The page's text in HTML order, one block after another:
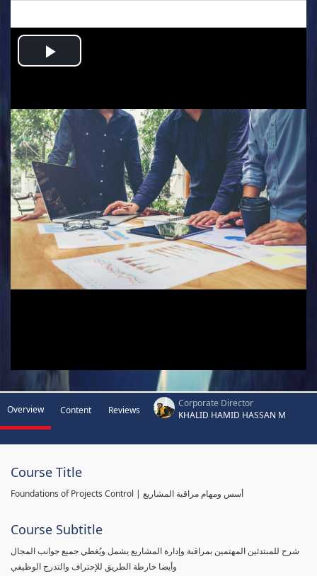
Play
Overview Content Reviews
Corporate Director
KHALID HAMID HASSAN M
Course Title
Foundations of Projects Control | أسس ومهام مراقبة المشاريع
Course Subtitle
شرح للمبتدئين المهتمين بمراقبة وإدارة المشاريع يشمل ويُغطي جميع جوانب المجال
وأيضا خارطة الطريق للإحتراف والتدرج الوظيفي